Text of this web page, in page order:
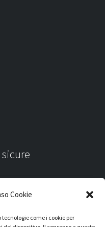
Cookie
come i cookie per